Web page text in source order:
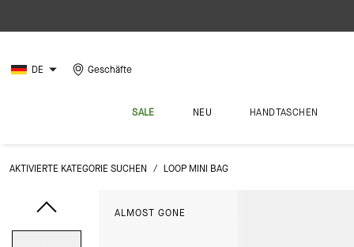
DE Geschäfte
SALE NEU HANDTASCHEN
AKTIVIERTE KATEGORIE SUCHEN / LOOP MINI BAG
ALMOST GONE